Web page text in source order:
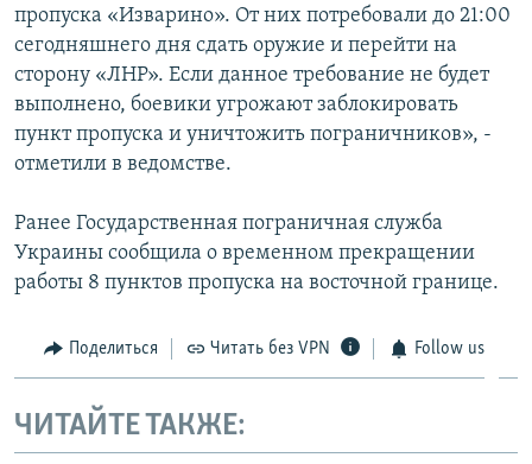
пропуска «Изварино». От них потребовали до 21:00
сегодняшнего дня сдать оружие и перейти на
сторону «ЛНР». Если данное требование не будет
выполнено, боевики угрожают заблокировать
пункт пропуска и уничтожить пограничников», -
отметили в ведомстве.
Ранее Государственная пограничная служба
Украины сообщила о временном прекращении
работы 8 пунктов пропуска на восточной границе.
Поделиться Читать без VPN Follow us
ЧИТАЙТЕ ТАКЖЕ: